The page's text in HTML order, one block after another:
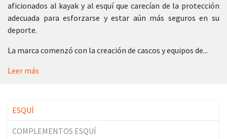
aficionados al kayak y al esquí que carecían de la protección
adecuada para esforzarse y estar aún más seguros en su
deporte.
La marca comenzó con la creación de cascos y equipos de...
Leer más
ESQUÍ
COMPLEMENTOS ESQUÍ